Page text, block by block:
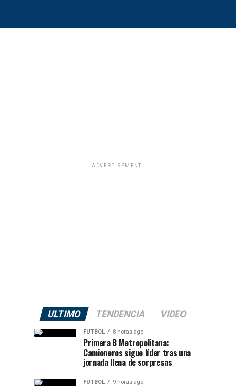
ADVERTISEMENT
ULTIMO TENDENCIA VIDEO
FUTBOL 8 horas ago
Primera B Metropolitana:
Camioneros sigue líder tras una
jornada llena de sorpresas
FUTBOL 9 horas ago